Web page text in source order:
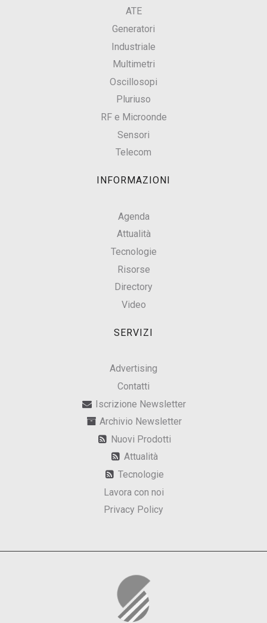
ATE
Generatori
Industriale
Multimetri
Oscillosopi
Pluriuso
RF e Microonde
Sensori
Telecom
INFORMAZIONI
Agenda
Attualità
Tecnologie
Risorse
Directory
Video
SERVIZI
Advertising
Contatti
Iscrizione Newsletter
Archivio Newsletter
Nuovi Prodotti
Attualità
Tecnologie
Lavora con noi
Privacy Policy